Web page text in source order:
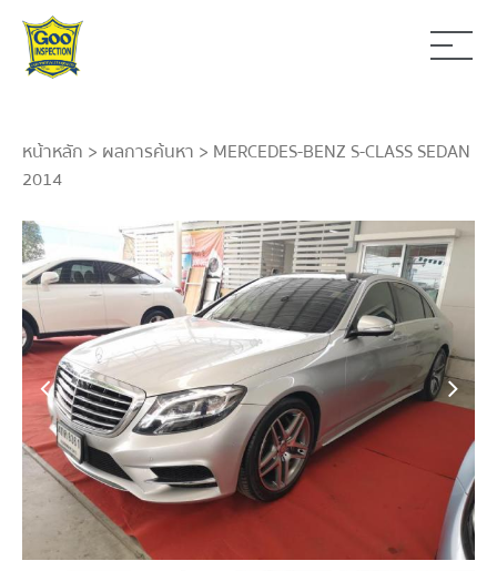
หน้าหลัก > ผลการค้นหา > MERCEDES-BENZ S-CLASS SEDAN
2014